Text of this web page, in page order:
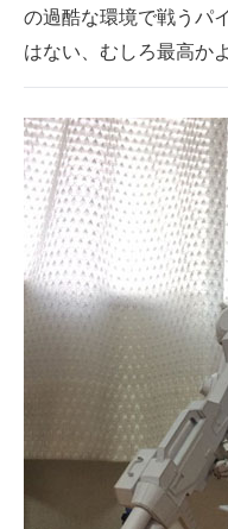
AI活用のいまが分かる
企業ITのトレンドを詳説
経営リーダーのコミュニ
マーケ×ITの今がよく分か
ITエンジニア向け専門サイ
企業向けIT製品の総合サ
IT製品の技術・比較・事例
製造業のIT導入・活用を
モノづくり技術者専門サイ
エレクトロニクス専門サ
の過酷な環境で戦うパ
はない、むしろ最高かよ